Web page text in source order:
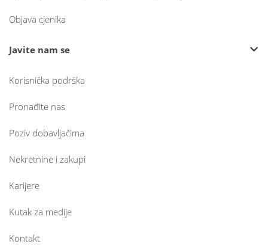
Objava cjenika
Javite nam se
Korisnička podrška
Pronađite nas
Poziv dobavljačima
Nekretnine i zakupi
Karijere
Kutak za medije
Kontakt